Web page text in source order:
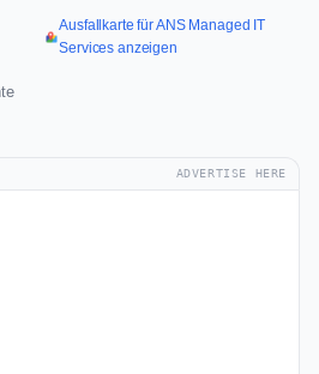
Ausfallkarte für ANS Managed IT
Services anzeigen
ADVERTISE HERE